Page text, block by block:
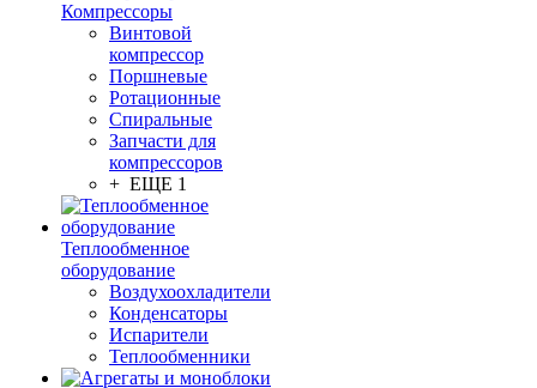
Компрессоры
Винтовой
компрессор
Поршневые
Ротационные
Спиральные
Запчасти для
компрессоров
+ ЕЩЕ 1
Теплообменное
оборудование
Воздухоохладители
Конденсаторы
Испарители
Теплообменники